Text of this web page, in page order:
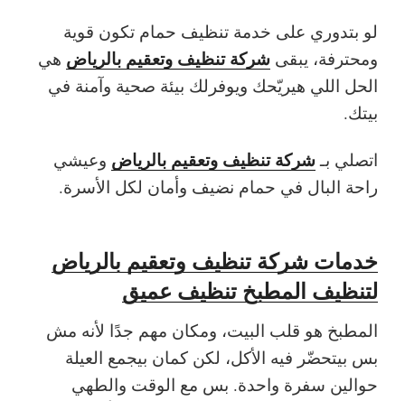
لو بتدوري على خدمة تنظيف حمام تكون قوية
ومحترفة، يبقى شركة تنظيف وتعقيم بالرياض هي
الحل اللي هيريّحك ويوفرلك بيئة صحية وآمنة في
بيتك.
اتصلي بـ شركة تنظيف وتعقيم بالرياض وعيشي
راحة البال في حمام نضيف وأمان لكل الأسرة.
خدمات شركة تنظيف وتعقيم بالرياض
لتنظيف المطبخ تنظيف عميق
المطبخ هو قلب البيت، ومكان مهم جدًا لأنه مش
بس بيتحضّر فيه الأكل، لكن كمان بيجمع العيلة
حوالين سفرة واحدة. بس مع الوقت والطهي